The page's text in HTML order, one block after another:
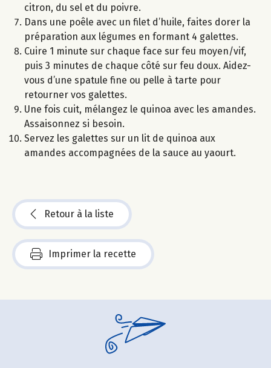
citron, du sel et du poivre.
Dans une poêle avec un filet d’huile, faites dorer la
préparation aux légumes en formant 4 galettes.
Cuire 1 minute sur chaque face sur feu moyen/vif,
puis 3 minutes de chaque côté sur feu doux. Aidez-
vous d’une spatule fine ou pelle à tarte pour
retourner vos galettes.
Une fois cuit, mélangez le quinoa avec les amandes.
Assaisonnez si besoin.
Servez les galettes sur un lit de quinoa aux
amandes accompagnées de la sauce au yaourt.
Retour à la liste
Imprimer la recette